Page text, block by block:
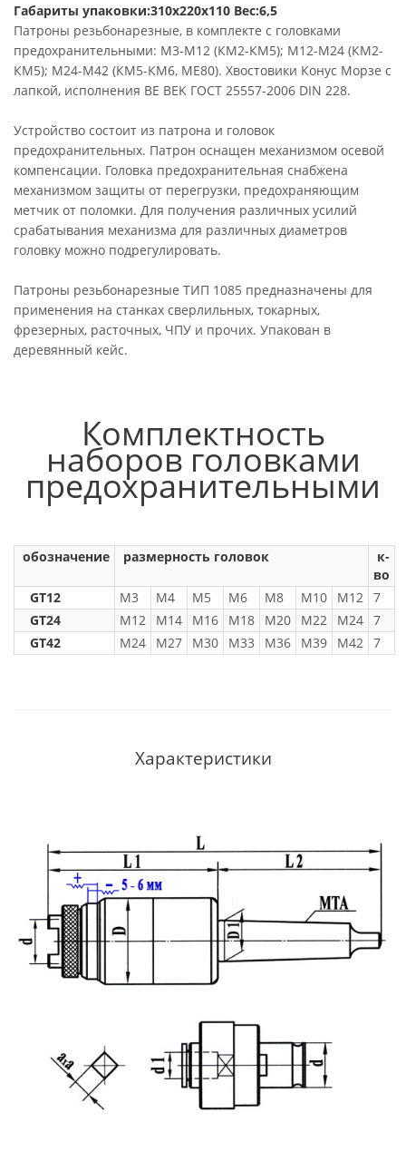
Габариты упаковки:310x220x110 Вес:6,5
Патроны резьбонарезные, в комплекте с головками
предохранительными: М3-М12 (КМ2-КМ5); М12-М24 (КМ2-
КМ5); М24-М42 (КМ5-КМ6, ME80). Хвостовики Конус Морзе с
лапкой, исполнения BE BEK ГОСТ 25557-2006 DIN 228.
Устройство состоит из патрона и головок
предохранительных. Патрон оснащен механизмом осевой
компенсации. Головка предохранительная снабжена
механизмом защиты от перегрузки, предохраняющим
метчик от поломки. Для получения различных усилий
срабатывания механизма для различных диаметров
головку можно подрегулировать.
Патроны резьбонарезные ТИП 1085 предназначены для
применения на станках сверлильных, токарных,
фрезерных, расточных, ЧПУ и прочих. Упакован в
деревянный кейс.
Комплектность
наборов головками
предохранительными
обозначение размерность головок
к-
во
GT12
М3 М4 М5 М6 М8 М10 М12 7
GT24
М12 М14 М16 М18 М20 М22 М24 7
GT42
М24 М27 М30 М33 М36 М39 М42 7
Характеристики